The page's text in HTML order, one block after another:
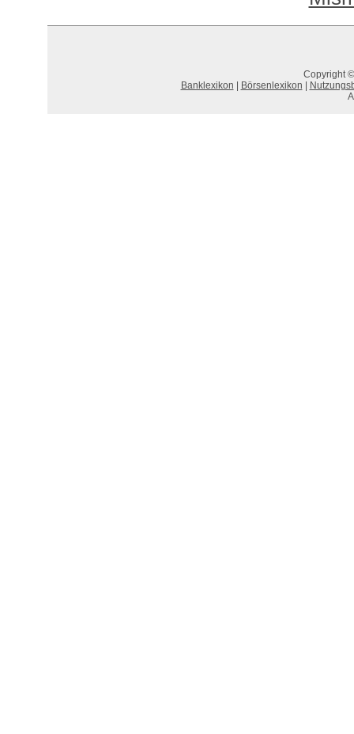
Copyright
Banklexikon
Börsenlexikon